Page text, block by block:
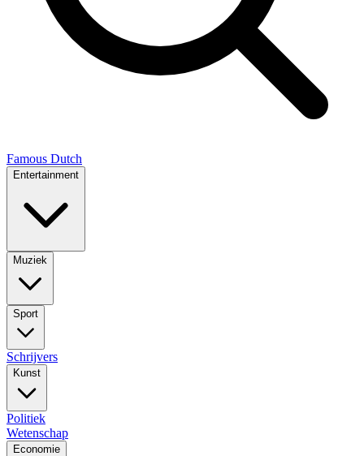
Famous Dutch
Entertainment
Muziek
Sport
Schrijvers
Kunst
Politiek
Wetenschap
Economie